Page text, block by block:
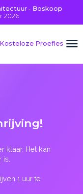
- Boskoop
2026
Kosteloze Proefles
klaar. Het kan
1 uur te